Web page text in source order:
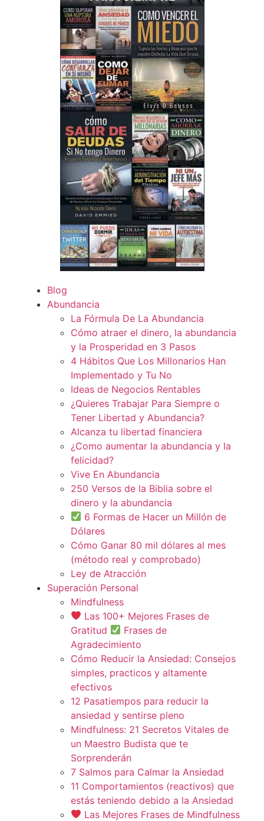
Blog
Abundancia
La Fórmula De La Abundancia
Cómo atraer el dinero, la abundancia
y la Prosperidad en 3 Pasos
4 Hábitos Que Los Millonarios Han
Implementado y Tu No
Ideas de Negocios Rentables
¿Quieres Trabajar Para Siempre o
Tener Libertad y Abundancia?
Alcanza tu libertad financiera
¿Como aumentar la abundancia y la
felicidad?
Vive En Abundancia
250 Versos de la Biblia sobre el
dinero y la abundancia
6 Formas de Hacer un Millón de
Dólares
Cómo Ganar 80 mil dólares al mes
(método real y comprobado)
Ley de Atracción
Superación Personal
Mindfulness
Las 100+ Mejores Frases de
Gratitud
Frases de
Agradecimiento
Cómo Reducir la Ansiedad: Consejos
simples, practicos y altamente
efectivos
12 Pasatiempos para reducir la
ansiedad y sentirse pleno
Mindfulness: 21 Secretos Vitales de
un Maestro Budista que te
Sorprenderán
7 Salmos para Calmar la Ansiedad
11 Comportamientos (reactivos) que
estás teniendo debido a la Ansiedad
Las Mejores Frases de Mindfulness